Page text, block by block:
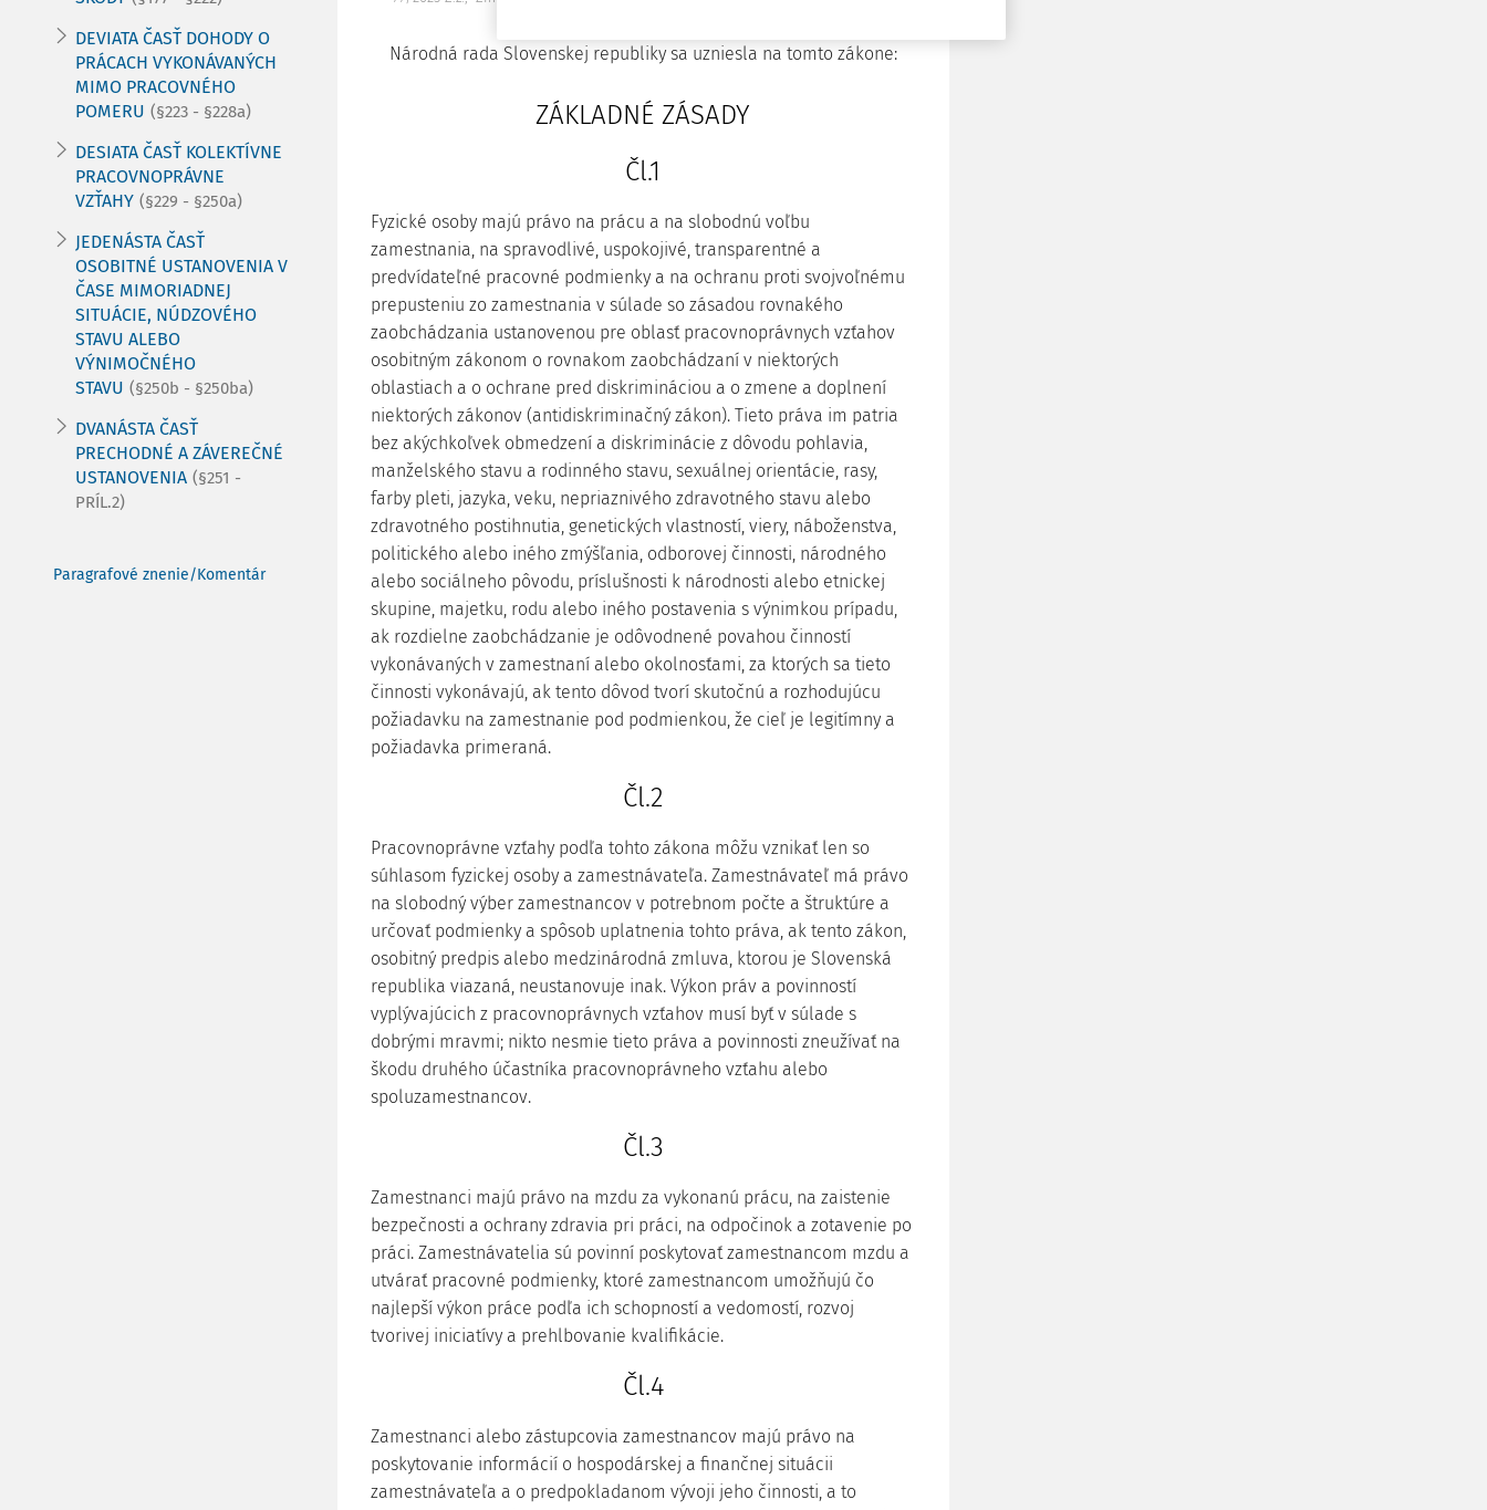
DEVIATA ČASŤ DOHODY O
PRÁCACH VYKONÁVANÝCH
MIMO PRACOVNÉHO
POMERU (§223 - §228a)
DESIATA ČASŤ KOLEKTÍVNE
PRACOVNOPRÁVNE
VZŤAHY (§229 - §250a)
JEDENÁSTA ČASŤ
OSOBITNÉ USTANOVENIA V
ČASE MIMORIADNEJ
SITUÁCIE, NÚDZOVÉHO
STAVU ALEBO
VÝNIMOČNÉHO
STAVU (§250b - §250ba)
DVANÁSTA ČASŤ
PRECHODNÉ A ZÁVEREČNÉ
USTANOVENIA (§251 -
PRÍL.2)
Paragrafové znenie/Komentár
Národná rada Slovenskej republiky sa uzniesla na tomto zákone:
ZÁKLADNÉ ZÁSADY
Čl.1
Fyzické osoby majú právo na prácu a na slobodnú voľbu
zamestnania, na spravodlivé, uspokojivé, transparentné a
predvídateľné pracovné podmienky a na ochranu proti svojvoľnému
prepusteniu zo zamestnania v súlade so zásadou rovnakého
zaobchádzania ustanovenou pre oblasť pracovnoprávnych vzťahov
osobitným zákonom o rovnakom zaobchádzaní v niektorých
oblastiach a o ochrane pred diskrimináciou a o zmene a doplnení
niektorých zákonov (antidiskriminačný zákon). Tieto práva im patria
bez akýchkoľvek obmedzení a diskriminácie z dôvodu pohlavia,
manželského stavu a rodinného stavu, sexuálnej orientácie, rasy,
farby pleti, jazyka, veku, nepriaznivého zdravotného stavu alebo
zdravotného postihnutia, genetických vlastností, viery, náboženstva,
politického alebo iného zmýšľania, odborovej činnosti, národného
alebo sociálneho pôvodu, príslušnosti k národnosti alebo etnickej
skupine, majetku, rodu alebo iného postavenia s výnimkou prípadu,
ak rozdielne zaobchádzanie je odôvodnené povahou činností
vykonávaných v zamestnaní alebo okolnosťami, za ktorých sa tieto
činnosti vykonávajú, ak tento dôvod tvorí skutočnú a rozhodujúcu
požiadavku na zamestnanie pod podmienkou, že cieľ je legitímny a
požiadavka primeraná.
Čl.2
Pracovnoprávne vzťahy podľa tohto zákona môžu vznikať len so
súhlasom fyzickej osoby a zamestnávateľa. Zamestnávateľ má právo
na slobodný výber zamestnancov v potrebnom počte a štruktúre a
určovať podmienky a spôsob uplatnenia tohto práva, ak tento zákon,
osobitný predpis alebo medzinárodná zmluva, ktorou je Slovenská
republika viazaná, neustanovuje inak. Výkon práv a povinností
vyplývajúcich z pracovnoprávnych vzťahov musí byť v súlade s
dobrými mravmi; nikto nesmie tieto práva a povinnosti zneužívať na
škodu druhého účastníka pracovnoprávneho vzťahu alebo
spoluzamestnancov.
Čl.3
Zamestnanci majú právo na mzdu za vykonanú prácu, na zaistenie
bezpečnosti a ochrany zdravia pri práci, na odpočinok a zotavenie po
práci. Zamestnávatelia sú povinní poskytovať zamestnancom mzdu a
utvárať pracovné podmienky, ktoré zamestnancom umožňujú čo
najlepší výkon práce podľa ich schopností a vedomostí, rozvoj
tvorivej iniciatívy a prehlbovanie kvalifikácie.
Čl.4
Zamestnanci alebo zástupcovia zamestnancov majú právo na
poskytovanie informácií o hospodárskej a finančnej situácii
zamestnávateľa a o predpokladanom vývoji jeho činnosti, a to